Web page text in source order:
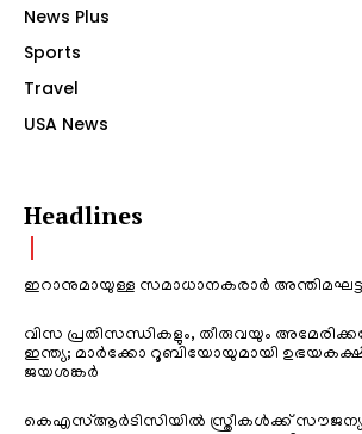
News Plus
Sports
Travel
USA News
Headlines
ഇറാനുമായുള്ള സമാധാനകരാർ
വിസ പ്രതിസന്ധികളും, തീരുവയും
ഇന്ത്യ; മാർക്കോ റൂബിയോയുമായി
ജയശങ്കർ
കെഎസ്ആർടിസിയിൽ സ്ത്രീകൾക്ക് സൗജന്യ